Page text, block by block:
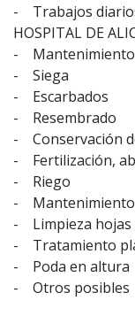
- Trabajos
HOSPITAL DE
- Mantenimiento
- Siega
- Escarbados
- Resembrado
- Conservación
- Fertilización,
- Riego
- Mantenimiento
- Limpieza hojas
- Tratamiento
- Poda en altura
- Otros posibles